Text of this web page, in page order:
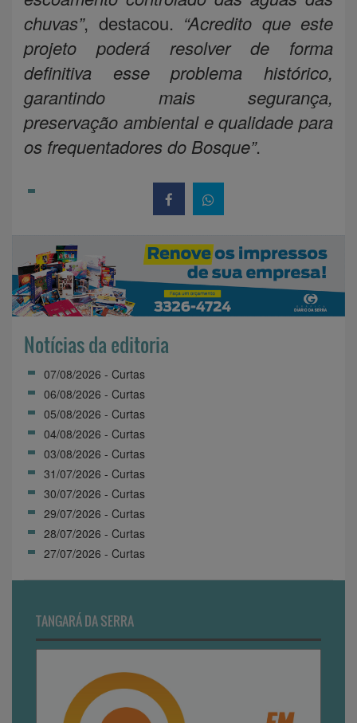
chuvas”, destacou. “Acredito que este
projeto poderá resolver de forma
definitiva esse problema histórico,
garantindo mais segurança,
preservação ambiental e qualidade para
os frequentadores do Bosque”.
Notícias da editoria
07/08/2026 - Curtas
06/08/2026 - Curtas
05/08/2026 - Curtas
04/08/2026 - Curtas
03/08/2026 - Curtas
31/07/2026 - Curtas
30/07/2026 - Curtas
29/07/2026 - Curtas
28/07/2026 - Curtas
27/07/2026 - Curtas
TANGARÁ DA SERRA